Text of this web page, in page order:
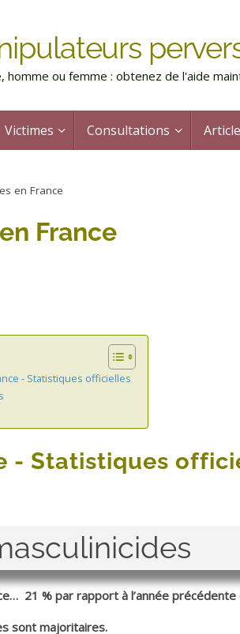
homme ou femme : obtenez de l'aide
Victimes Consultations
en France
France
- Statistiques officielles
- Statistiques
21 % par rapport à l’année
sont majoritaires.